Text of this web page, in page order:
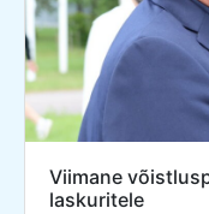
Viimane
laskuritele